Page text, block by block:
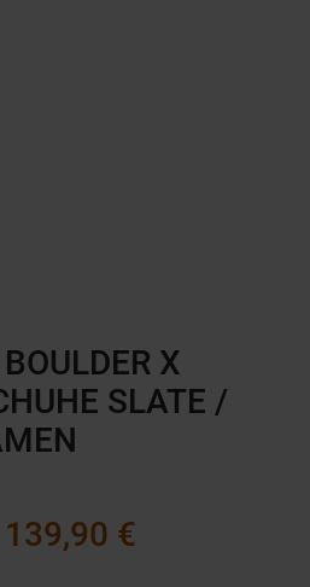
X
SLATE /
139,90 €